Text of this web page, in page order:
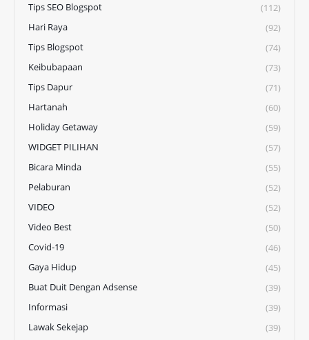
Tips SEO Blogspot
(112)
Hari Raya
(92)
Tips Blogspot
(74)
Keibubapaan
(73)
Tips Dapur
(71)
Hartanah
(60)
Holiday Getaway
(59)
WIDGET PILIHAN
(57)
Bicara Minda
(55)
Pelaburan
(52)
VIDEO
(52)
Video Best
(50)
Covid-19
(46)
Gaya Hidup
(45)
Buat Duit Dengan Adsense
(39)
Informasi
(39)
Lawak Sekejap
(39)